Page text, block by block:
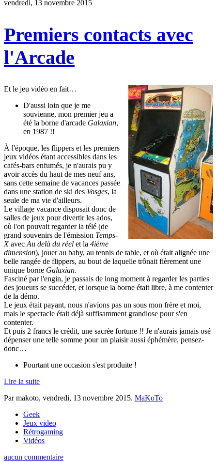
vendredi, 13 novembre 2015
Premiers contacts avec
l'Arcade
Et le jeu vidéo en fait…
D'aussi loin que je me
souvienne, mon premier jeu a
été la borne d'arcade Galaxian,
en 1987 !!
À l'époque, les flippers et les premiers
jeux vidéos étant accessibles dans les
cafés-bars enfumés, je n'aurais pu y
avoir accès du haut de mes neuf ans,
sans cette semaine de vacances passée
dans une station de ski des Vosges, la
seule de ma vie d'ailleurs.
Le village vacance disposait donc de
salles de jeux pour divertir les ados,
où l'on pouvait regarder la télé (de
grand souvenirs de l'émission Temps-
XavecAu delà du réel et la 4ième
dimension), jouer au baby, au tennis de table, et où était alignée une
belle rangée de flippers, au bout de laquelle trônait fièrement une
unique borne Galaxian.
Fasciné par l'engin, je passais de long moment à regarder les parties
des joueurs se succéder, et lorsque la borne était libre, à me contenter
de la démo.
Le jeux était payant, nous n'avions pas un sous mon frère et moi,
mais le spectacle était déjà suffisamment grandiose pour s'en
contenter.
Et puis 2 francs le crédit, une sacrée fortune !! Je n'aurais jamais osé
dépenser une telle somme pour un plaisir aussi éphémère, pensez-
donc…
Pourtant une occasion s'est produite !
Lire la suite
Par makoto, vendredi, 13 novembre 2015. MaKoTo
Geek
Jeux video
Rétrogaming
Vidéos
aucun commentaire